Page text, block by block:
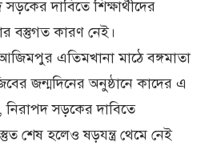
দাবিতে শিক্ষার্থীদের
বস্তুগত কারণ নেই।
এতিমখানা মাঠে বঙ্গমাতা
জন্মদিনের অনুষ্ঠানে কাদের এ
সড়কের দাবিতে
শেষ হলেও ষড়যন্ত্র থেমে নেই